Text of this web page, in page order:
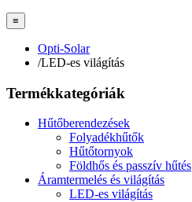
≡
Opti-Solar
/LED-es világítás
Termékkategóriák
Hűtőberendezések
Folyadékhűtők
Hűtőtornyok
Földhős és passzív hűtés
Áramtermelés és világítás
LED-es világítás